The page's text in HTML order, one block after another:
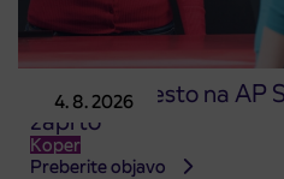
4. 8. 2026
Prodajno mesto na AP
zaprto
Koper
Preberite objavo